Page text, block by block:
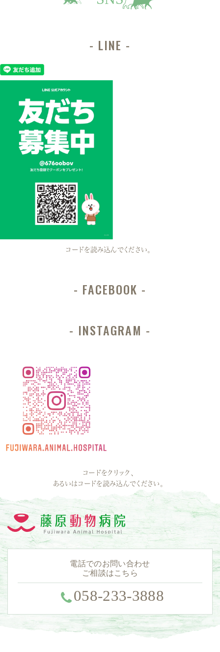
LINE
コードを読み込んでください。
FACEBOOK
INSTAGRAM
コードをクリック、
あるいはコードを読み込んでください。
電話でのお問い合わせ
ご相談はこちら
058-233-3888